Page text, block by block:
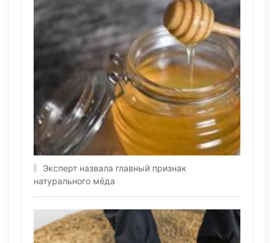
Эксперт назвала главный признак
натурального мёда